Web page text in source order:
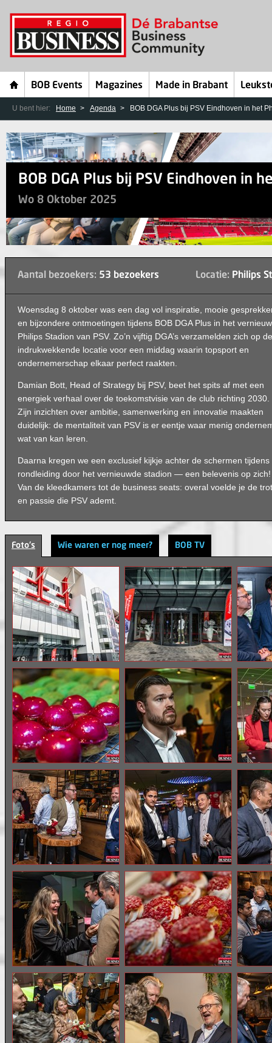
BOB Events Magazines Made in Brabant
U bent hier: Home Agenda BOB DGA Plus bij PSV Eindhoven in het
BOB DGA Plus bij PSV Eindhoven in
Wo 8 Oktober 2025
Aantal bezoekers: 53 bezoekers Locatie: Philips
Woensdag 8 oktober was een dag vol inspiratie, mooie
en bijzondere ontmoetingen tijdens BOB DGA Plus in het
Philips Stadion van PSV. Zo’n vijftig DGA’s verzamelden zich op
indrukwekkende locatie voor een middag waarin topsport en
ondernemerschap elkaar perfect raakten.
Damian Bott, Head of Strategy bij PSV, beet het spits af met een
energiek verhaal over de toekomstvisie van de club richting 2030.
Zijn inzichten over ambitie, samenwerking en innovatie maakten
duidelijk: de mentaliteit van PSV is er eentje waar menig
wat van kan leren.
Daarna kregen we een exclusief kijkje achter de schermen tijdens
rondleiding door het vernieuwde stadion — een belevenis op zich!
Van de kleedkamers tot de business seats: overal voelde je de
en passie die PSV ademt.
Foto's Wie waren er nog meer? BOB TV